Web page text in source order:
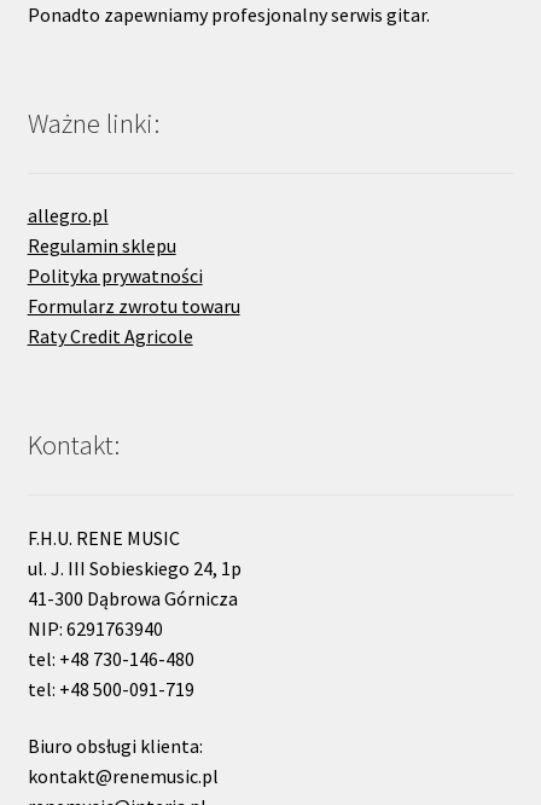
Ponadto zapewniamy profesjonalny serwis gitar.
Ważne linki:
allegro.pl
Regulamin sklepu
Polityka prywatności
Formularz zwrotu towaru
Raty Credit Agricole
Kontakt:
F.H.U. RENE MUSIC
ul. J. III Sobieskiego 24, 1p
41-300 Dąbrowa Górnicza
NIP: 6291763940
tel: +48 730-146-480
tel: +48 500-091-719
Biuro obsługi klienta:
kontakt@renemusic.pl